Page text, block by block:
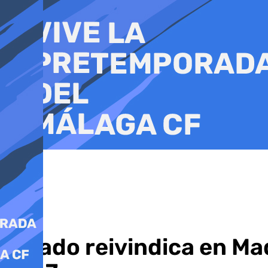
al
contenido
Salado reivindica en